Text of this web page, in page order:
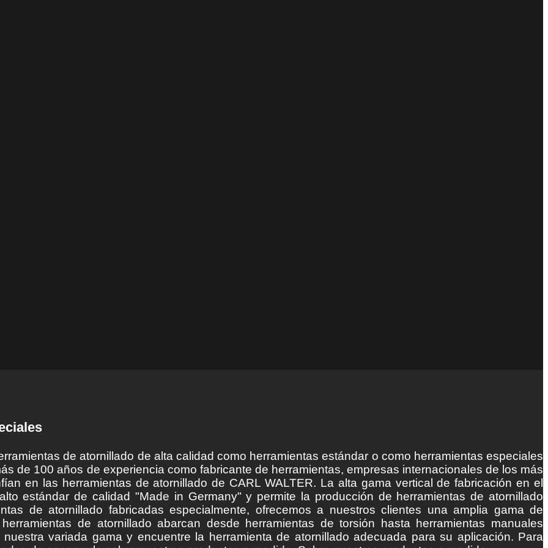
de atornillado de alta calidad como herramientas estándar o como herramientas especiales
de 100 años de experiencia como fabricante de herramientas, empresas internacionales de los más
en las herramientas de atornillado de CARL WALTER. La alta gama vertical de fabricación en el
estándar de calidad "Made in Germany" y permite la producción de herramientas de atornillado
de atornillado fabricadas especialmente, ofrecemos a nuestros clientes una amplia gama de
de atornillado abarcan desde herramientas de torsión hasta herramientas manuales
variada gama y encuentre la herramienta de atornillado adecuada para su aplicación. Para